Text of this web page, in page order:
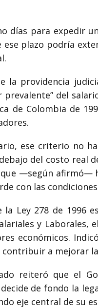
días para expedir
plazo podría
la providencia
prevalente” del
de Colombia de
ese criterio no
del costo real
—según afirmó—
con las
la Ley 278 de 1996
y
económicos.
a mejorar
reiteró que el
de fondo la
eje central de su